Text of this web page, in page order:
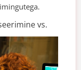
vs.